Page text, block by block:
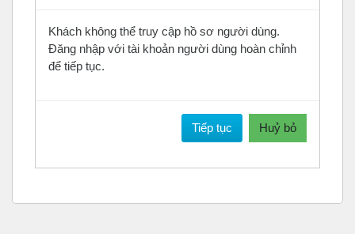
Khách không thể truy cập hồ sơ người dùng.
Đăng nhập với tài khoản người dùng hoàn chỉnh
để tiếp tục.
Tiếp tục Huỷ bỏ